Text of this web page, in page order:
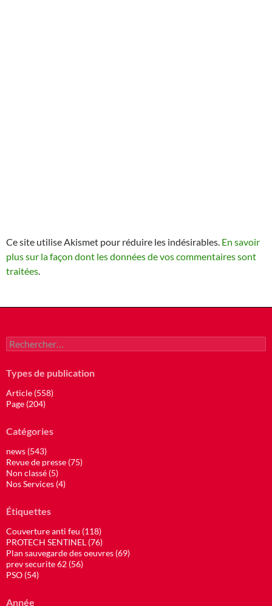
Ce site utilise Akismet pour réduire les indésirables. En savoir
plus sur la façon dont les données de vos commentaires sont
traitées
Rechercher :
Types de publication
Article (558)
Page (204)
Catégories
news (543)
Revue de presse (75)
Non classé (5)
Nos Services (4)
Étiquettes
Couverture anti feu (118)
PROTECH SENTINEL (76)
Plan sauvegarde des oeuvres (69)
prev securite 62 (56)
PSO (54)
Année